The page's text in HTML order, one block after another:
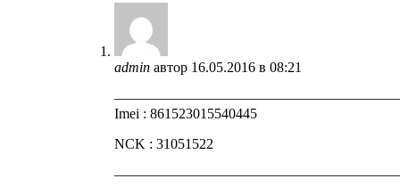
admin автор 16.05.2016 в 08:21
Imei : 861523015540445
NCK : 31051522